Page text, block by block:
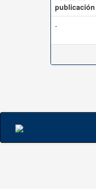
publicación
-